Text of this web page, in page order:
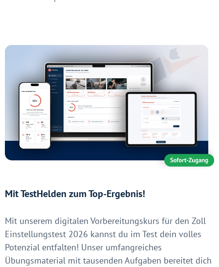
Mit TestHelden zum Top-Ergebnis!
Mit unserem digitalen Vorbereitungskurs für den Zoll
Einstellungstest 2026 kannst du im Test dein volles
Potenzial entfalten! Unser umfangreiches
Übungsmaterial mit tausenden Aufgaben bereitet dich